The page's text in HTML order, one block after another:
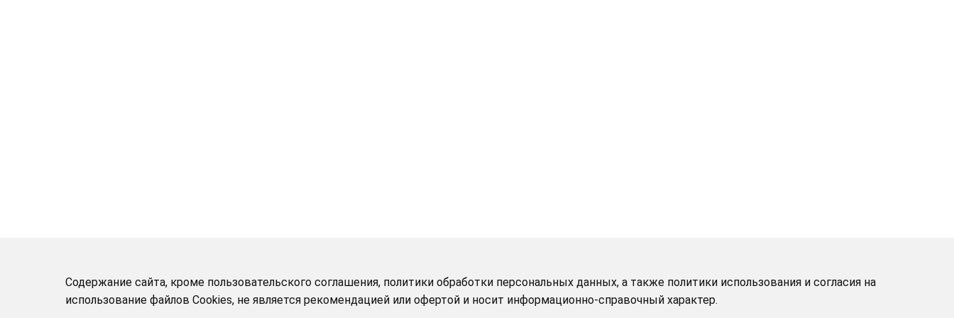
Содержание сайта, кроме пользовательского соглашения, политики обработки персональных данных, а также политики использования и согласия на
использование файлов Cookies, не является рекомендацией или офертой и носит информационно-справочный характер.